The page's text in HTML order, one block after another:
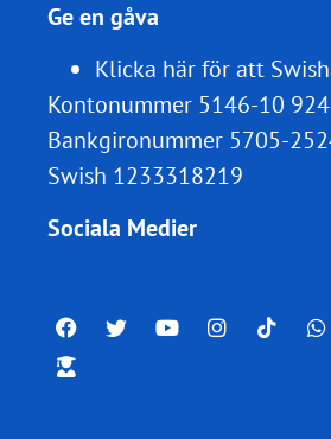
Ge en gåva
Klicka här för att
Kontonummer 5146-10
Bankgironummer 5705-
Swish 1233318219
Sociala Medier